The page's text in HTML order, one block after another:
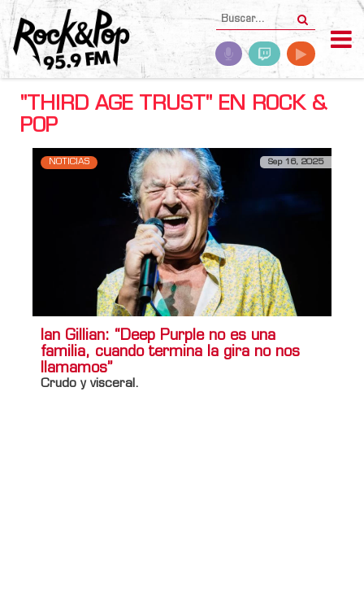
"THIRD AGE TRUST" EN ROCK &
POP
NOTICIAS Sep 16, 2025
Ian Gillian: “Deep Purple no es una
familia, cuando termina la gira no nos
llamamos”
Crudo y visceral.